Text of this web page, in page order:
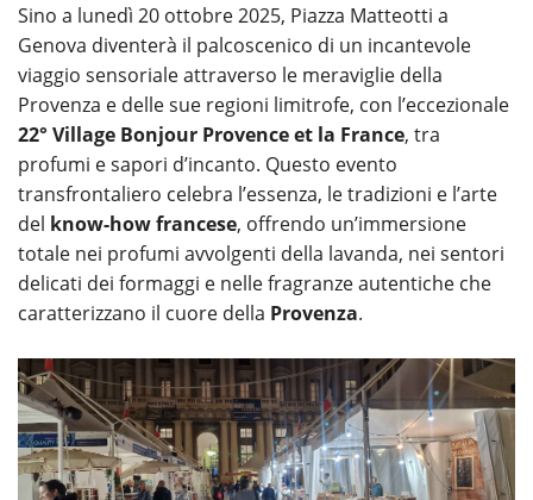
Sino a lunedì 20 ottobre 2025, Piazza Matteotti a
Genova diventerà il palcoscenico di un incantevole
viaggio sensoriale attraverso le meraviglie della
Provenza e delle sue regioni limitrofe, con l’eccezionale
22° Village Bonjour Provence et la France, tra
profumi e sapori d’incanto. Questo evento
transfrontaliero celebra l’essenza, le tradizioni e l’arte
del know-how francese, offrendo un’immersione
totale nei profumi avvolgenti della lavanda, nei sentori
delicati dei formaggi e nelle fragranze autentiche che
caratterizzano il cuore della Provenza.